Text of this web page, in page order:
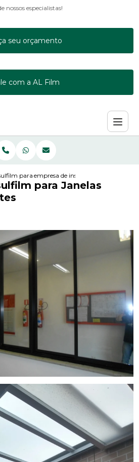
especialistas!
seu orçamento
com a AL Film
para escritorio
empresa de insulfilm para janelas
para Janelas